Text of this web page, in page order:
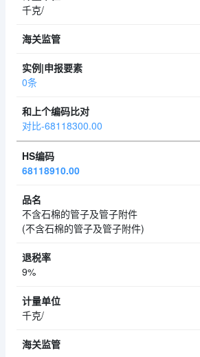
千克/
0条
对比-68118300.00
68118910.00
不含石棉的管子及管子附件
(不含石棉的管子及管子附件)
9%
千克/